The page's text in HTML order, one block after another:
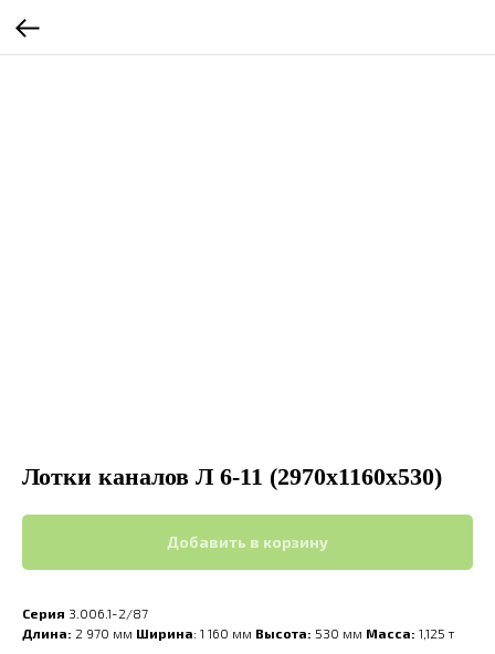
Лотки каналов Л 6-11 (2970х1160х530)
Добавить в корзину
Серия 3.006.1-2/87
Длина: 2 970 мм Ширина: 1 160 мм Высота: 530 мм Масса: 1,125 т